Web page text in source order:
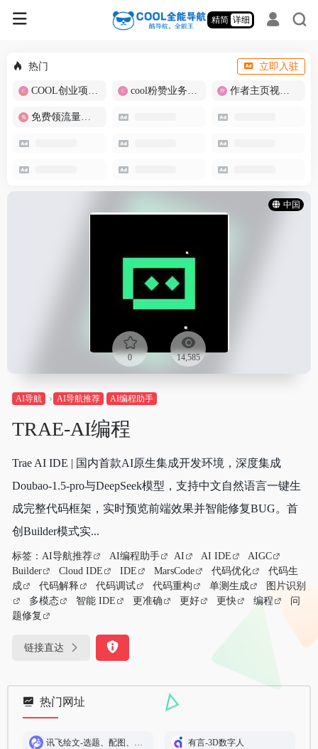
精简 详细
热门 立即入驻
COOL创业项目商城 cool粉赞业务商城【爆粉引流】 作者主页视频批量提取
免费领流量卡-包邮
中国
0 14,585
AI导航 AI导航推荐 AI编程助手
TRAE-AI编程
Trae AI IDE | 国内首款AI原生集成开发环境，深度集成
Doubao-1.5-pro与DeepSeek模型，支持中文自然语言一键生
成完整代码框架，实时预览前端效果并智能修复BUG。首
创Builder模式实...
标签： AI导航推荐 AI编程助手 AI AI IDE
AIGC
Builder
Cloud IDE IDE MarsCode 代码优化
代码生
成
代码解释 代码调试 代码重构 单测生成
图片识别
多模态
智能 IDE 更准确 更好 更快 编程
问
题修复
链接直达
热门网址
有言-3D数字人